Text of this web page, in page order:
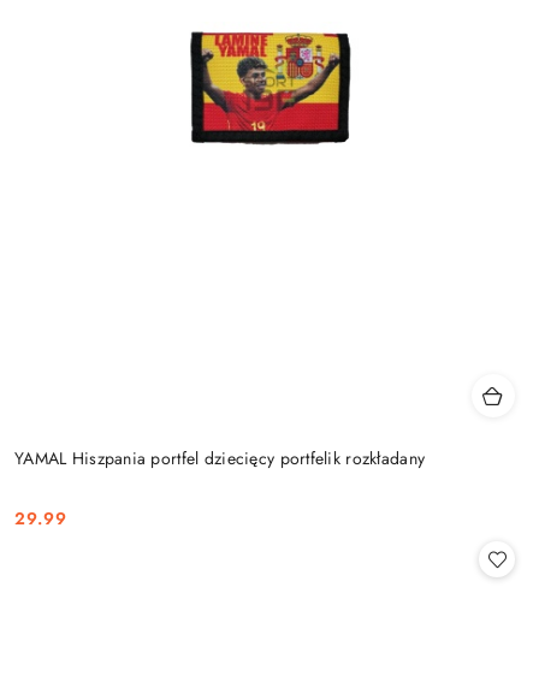
YAMAL Hiszpania portfel dziecięcy portfelik rozkładany
Cena:
29.99